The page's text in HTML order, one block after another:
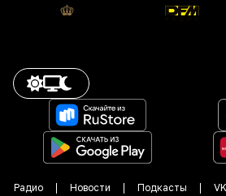
Радио Новости Подкасты
VK